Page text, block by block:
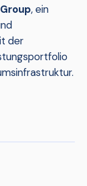
, ein
der